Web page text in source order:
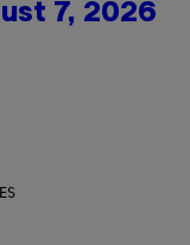
7, 2026